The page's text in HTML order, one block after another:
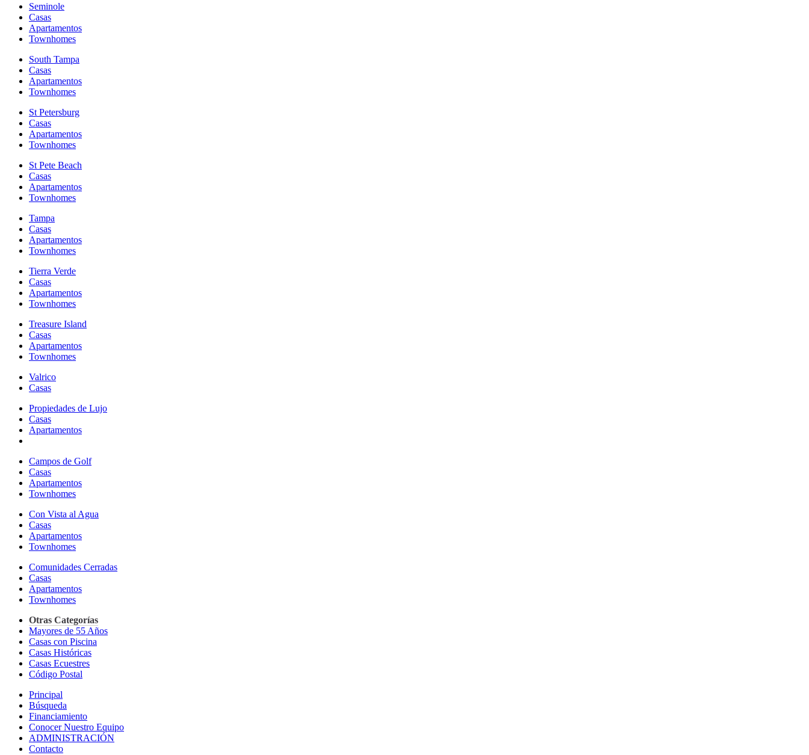
Seminole
Casas
Apartamentos
Townhomes
South Tampa
Casas
Apartamentos
Townhomes
St Petersburg
Casas
Apartamentos
Townhomes
St Pete Beach
Casas
Apartamentos
Townhomes
Tampa
Casas
Apartamentos
Townhomes
Tierra Verde
Casas
Apartamentos
Townhomes
Treasure Island
Casas
Apartamentos
Townhomes
Valrico
Casas
Propiedades de Lujo
Casas
Apartamentos
Campos de Golf
Casas
Apartamentos
Townhomes
Con Vista al Agua
Casas
Apartamentos
Townhomes
Comunidades Cerradas
Casas
Apartamentos
Townhomes
Otras Categorías
Mayores de 55 Años
Casas con Piscina
Casas Históricas
Casas Ecuestres
Código Postal
Principal
Búsqueda
Financiamiento
Conocer Nuestro Equipo
ADMINISTRACIÓN
Contacto